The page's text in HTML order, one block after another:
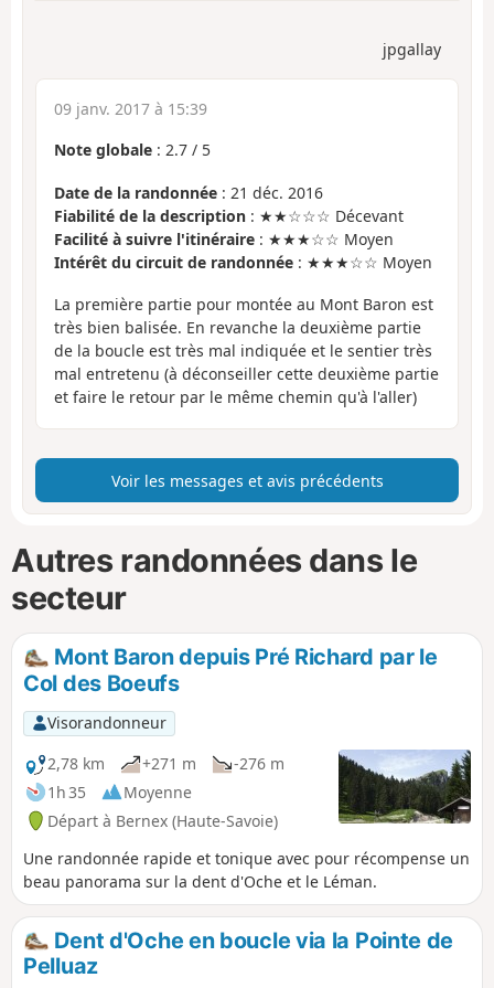
jpgallay
09 janv. 2017 à 15:39
Note globale : 2.7 / 5
Date de la randonnée : 21 déc. 2016
Fiabilité de la description : ★★☆☆☆ Décevant
Facilité à suivre l'itinéraire : ★★★☆☆ Moyen
Intérêt du circuit de randonnée : ★★★☆☆ Moyen
La première partie pour montée au Mont Baron est
très bien balisée. En revanche la deuxième partie
de la boucle est très mal indiquée et le sentier très
mal entretenu (à déconseiller cette deuxième partie
et faire le retour par le même chemin qu'à l'aller)
Voir les messages et avis précédents
Autres randonnées dans le
secteur
Mont Baron depuis Pré Richard par le
Col des Boeufs
Visorandonneur
2,78 km
+271 m
-276 m
1h 35
Moyenne
Départ à Bernex (Haute-Savoie)
Une randonnée rapide et tonique avec pour récompense un
beau panorama sur la dent d'Oche et le Léman.
Dent d'Oche en boucle via la Pointe de
Pelluaz